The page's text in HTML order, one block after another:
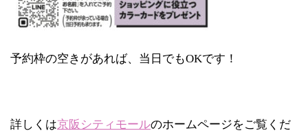
予約枠の空きがあれば、当日でもOKです！
詳しくは京阪シティモールのホームページをご覧くだ